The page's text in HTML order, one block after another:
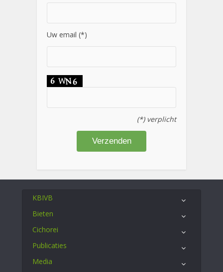
Uw email (*)
(*) verplicht
KBIVB
Bieten
Cichorei
Publicaties
Media